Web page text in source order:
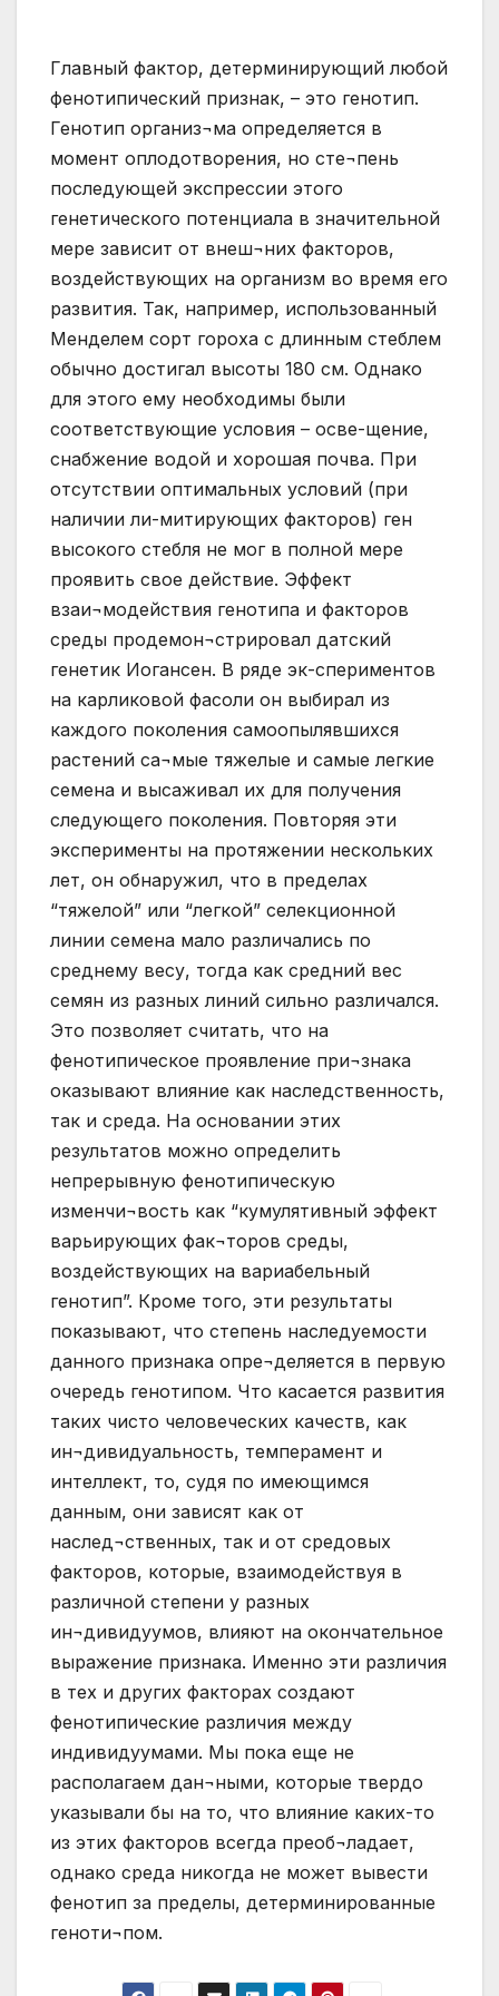
Главный фактор, детерминирующий любой
фенотипический признак, – это генотип.
Генотип организ¬ма определяется в
момент оплодотворения, но сте¬пень
последующей экспрессии этого
генетического потенциала в значительной
мере зависит от внеш¬них факторов,
воздействующих на организм во время его
развития. Так, например, использованный
Менделем сорт гороха с длинным стеблем
обычно достигал высоты 180 см. Однако
для этого ему необходимы были
соответствующие условия – осве-щение,
снабжение водой и хорошая почва. При
отсутствии оптимальных условий (при
наличии ли-митирующих факторов) ген
высокого стебля не мог в полной мере
проявить свое действие. Эффект
взаи¬модействия генотипа и факторов
среды продемон¬стрировал датский
генетик Иогансен. В ряде эк-спериментов
на карликовой фасоли он выбирал из
каждого поколения самоопылявшихся
растений са¬мые тяжелые и самые легкие
семена и высаживал их для получения
следующего поколения. Повторяя эти
эксперименты на протяжении нескольких
лет, он обнаружил, что в пределах
“тяжелой” или “легкой” селекционной
линии семена мало различались по
среднему весу, тогда как средний вес
семян из разных линий сильно различался.
Это позволяет считать, что на
фенотипическое проявление при¬знака
оказывают влияние как наследственность,
так и среда. На основании этих
результатов можно определить
непрерывную фенотипическую
изменчи¬вость как “кумулятивный эффект
варьирующих фак¬торов среды,
воздействующих на вариабельный
генотип”. Кроме того, эти результаты
показывают, что степень наследуемости
данного признака опре¬деляется в первую
очередь генотипом. Что касается развития
таких чисто человеческих качеств, как
ин¬дивидуальность, темперамент и
интеллект, то, судя по имеющимся
данным, они зависят как от
наслед¬ственных, так и от средовых
факторов, которые, взаимодействуя в
различной степени у разных
ин¬дивидуумов, влияют на окончательное
выражение признака. Именно эти различия
в тех и других факторах создают
фенотипические различия между
индивидуумами. Мы пока еще не
располагаем дан¬ными, которые твердо
указывали бы на то, что влияние каких-то
из этих факторов всегда преоб¬ладает,
однако среда никогда не может вывести
фенотип за пределы, детерминированные
геноти¬пом.